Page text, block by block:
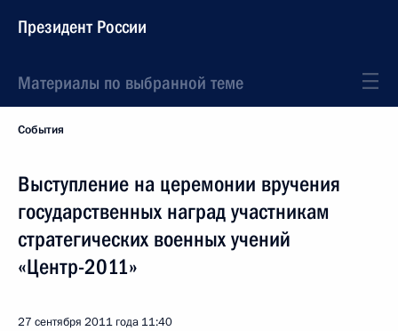
Президент России
Материалы по выбранной теме
События
Выступление на церемонии вручения
государственных наград участникам
стратегических военных учений
«Центр-2011»
27 сентября 2011 года 11:40